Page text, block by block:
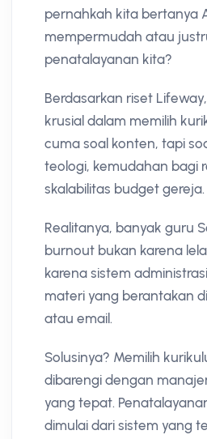
pernahkah kita bertanya
mempermudah atau
penatalayanan kita?
Berdasarkan riset
krusial dalam memilih
cuma soal konten, tapi
teologi, kemudahan bagi
skalabilitas budget gereja.
Realitanya, banyak guru
burnout bukan karena
karena sistem
materi yang berantakan
atau email.
Solusinya? Memilih
dibarengi dengan
yang tepat.
dimulai dari sistem yang